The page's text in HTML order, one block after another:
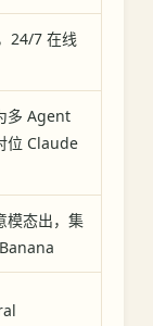
24/7 在线
多 Agent
位 Claude
模态出，集